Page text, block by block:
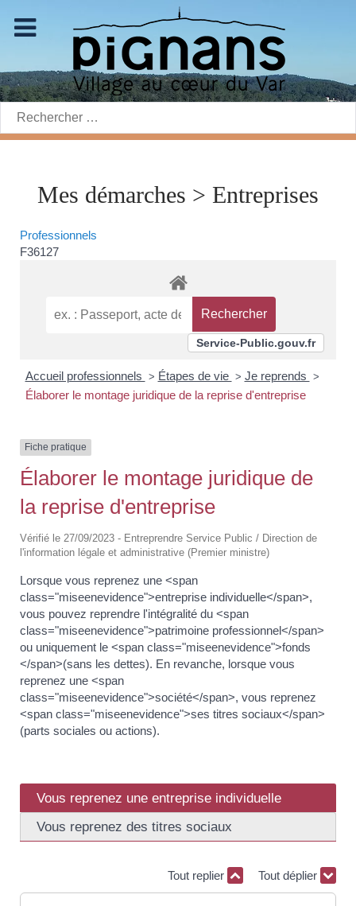
Rechercher:
Mes démarches > Entreprises
Professionnels
F36127
Service-Public.gouv.fr
Accueil professionnels > Étapes de vie > Je reprends >
Élaborer le montage juridique de la reprise d'entreprise
Fiche pratique
Élaborer le montage juridique de
la reprise d'entreprise
Vérifié le 27/09/2023 - Entreprendre Service Public / Direction de
l'information légale et administrative (Premier ministre)
Lorsque vous reprenez une <span
class="miseenevidence">entreprise individuelle</span>,
vous pouvez reprendre l'intégralité du <span
class="miseenevidence">patrimoine professionnel</span>
ou uniquement le <span class="miseenevidence">fonds
</span>(sans les dettes). En revanche, lorsque vous
reprenez une <span
class="miseenevidence">société</span>, vous reprenez
<span class="miseenevidence">ses titres sociaux</span>
(parts sociales ou actions).
Vous reprenez une entreprise individuelle
Vous reprenez des titres sociaux
Tout replier Tout déplier